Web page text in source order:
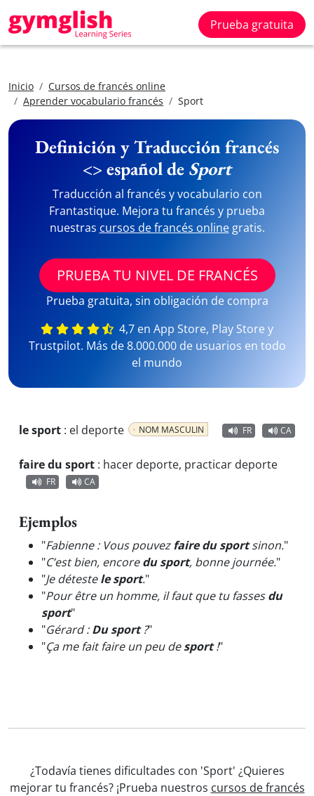
Prueba gratuita
Inicio
Cursos de francés online
Aprender vocabulario francés
Sport
Definición y Traducción francés
<> español de Sport
Traducción al francés y vocabulario con
Frantastique. Mejora tu francés y prueba
nuestras cursos de francés onlinegratis.
PRUEBA TU NIVEL DE FRANCÉS
Prueba gratuita, sin obligación de compra
4,7 en App Store, Play Store y
Trustpilot. Más de 8.000.000 de usuarios en todo
el mundo
le sport : el deporte NOM MASCULIN FR CA
faire du sport : hacer deporte, practicar deporte
FR CA
Ejemplos
"Fabienne : Vous pouvezfaire du sportsinon."
"C’est bien, encoredu sport, bonne journée."
"Je détestele sport."
"Pour être un homme, il faut que tu fassesdu
sport"
"Gérard :Du sport?"
"Ça me fait faire un peu desport!"
¿Todavía tienes dificultades con 'Sport' ¿Quieres
mejorar tu francés? ¡Prueba nuestros cursos de francés